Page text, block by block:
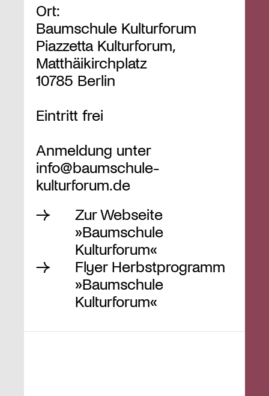
Ort:
Baumschule Kulturforum
Piazzetta Kulturforum,
Matthäikirchplatz
10785 Berlin
Eintritt frei
Anmeldung unter
info@baumschule-
kulturforum.de
Zur Webseite
»Baumschule
Kulturforum«
Flyer Herbstprogramm
»Baumschule
Kulturforum«